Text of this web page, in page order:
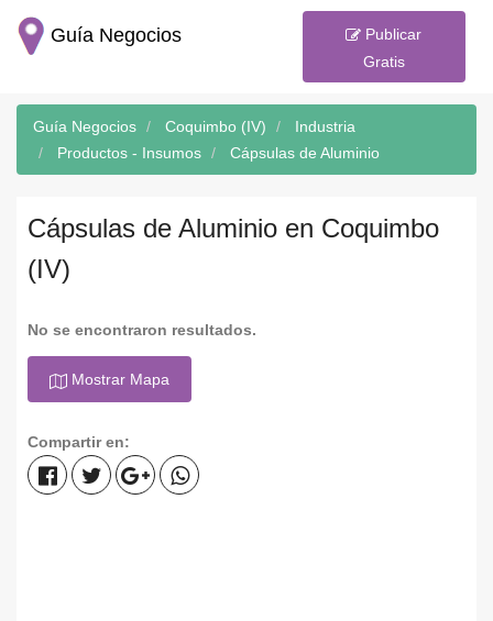
Guía Negocios
Publicar
Gratis
Guía Negocios Coquimbo (IV)
Industria
Productos - Insumos
Cápsulas de Aluminio
Cápsulas de Aluminio en Coquimbo
(IV)
No se encontraron resultados.
Mostrar Mapa
Compartir en: